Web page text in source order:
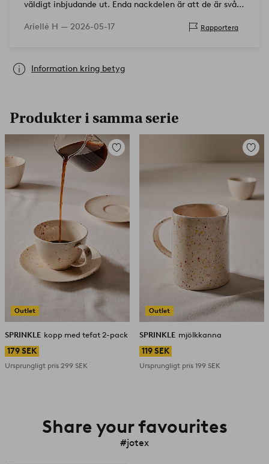
väldigt inbjudande ut. Enda nackdelen är att de är svåra
diskmaskinen.
Ariellé H — 2026-05-17 Rapportera
Information kring betyg
Produkter i samma serie
Outlet
Lägg
SPRINKLE kopp med tefat 2-pack
179 SEK
Ursprungligt pris 299 SEK
Outlet
Lägg
SPRINKLE mjölkkanna
119 SEK
Ursprungligt pris 199 SEK
Share your favourites
#jotex